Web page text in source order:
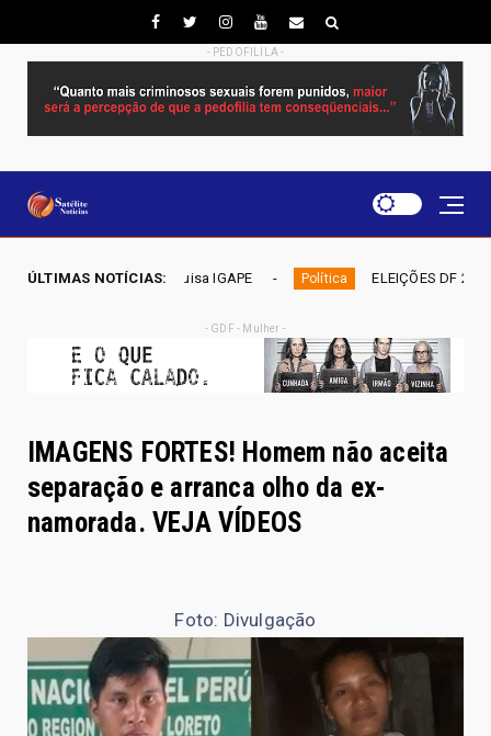
- PEDOFILILA -
ÚLTIMAS NOTÍCIAS:
Política ELEIÇÕES DF 2026 - Mobiliza aposta em nominata
- GDF - Mulher -
IMAGENS FORTES! Homem não aceita
separação e arranca olho da ex-
namorada. VEJA VÍDEOS
Foto: Divulgação